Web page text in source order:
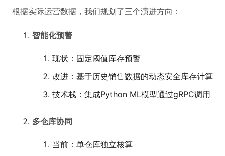
根据实际运营数据，我们规划了三个演进方向：
智能化预警
现状：固定阈值库存预警
改进：基于历史销售数据的动态安全库存计算
技术栈：集成Python ML模型通过gRPC调用
多仓库协同
当前：单仓库独立核算